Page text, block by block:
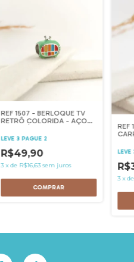
REF 1507 - BERLOQUE TV
RETRÔ COLORIDA - AÇO
LEVE 3 PAGUE 2
R$49,90
3 xde R$16,63 sem juros
REF
LEVE
3 x